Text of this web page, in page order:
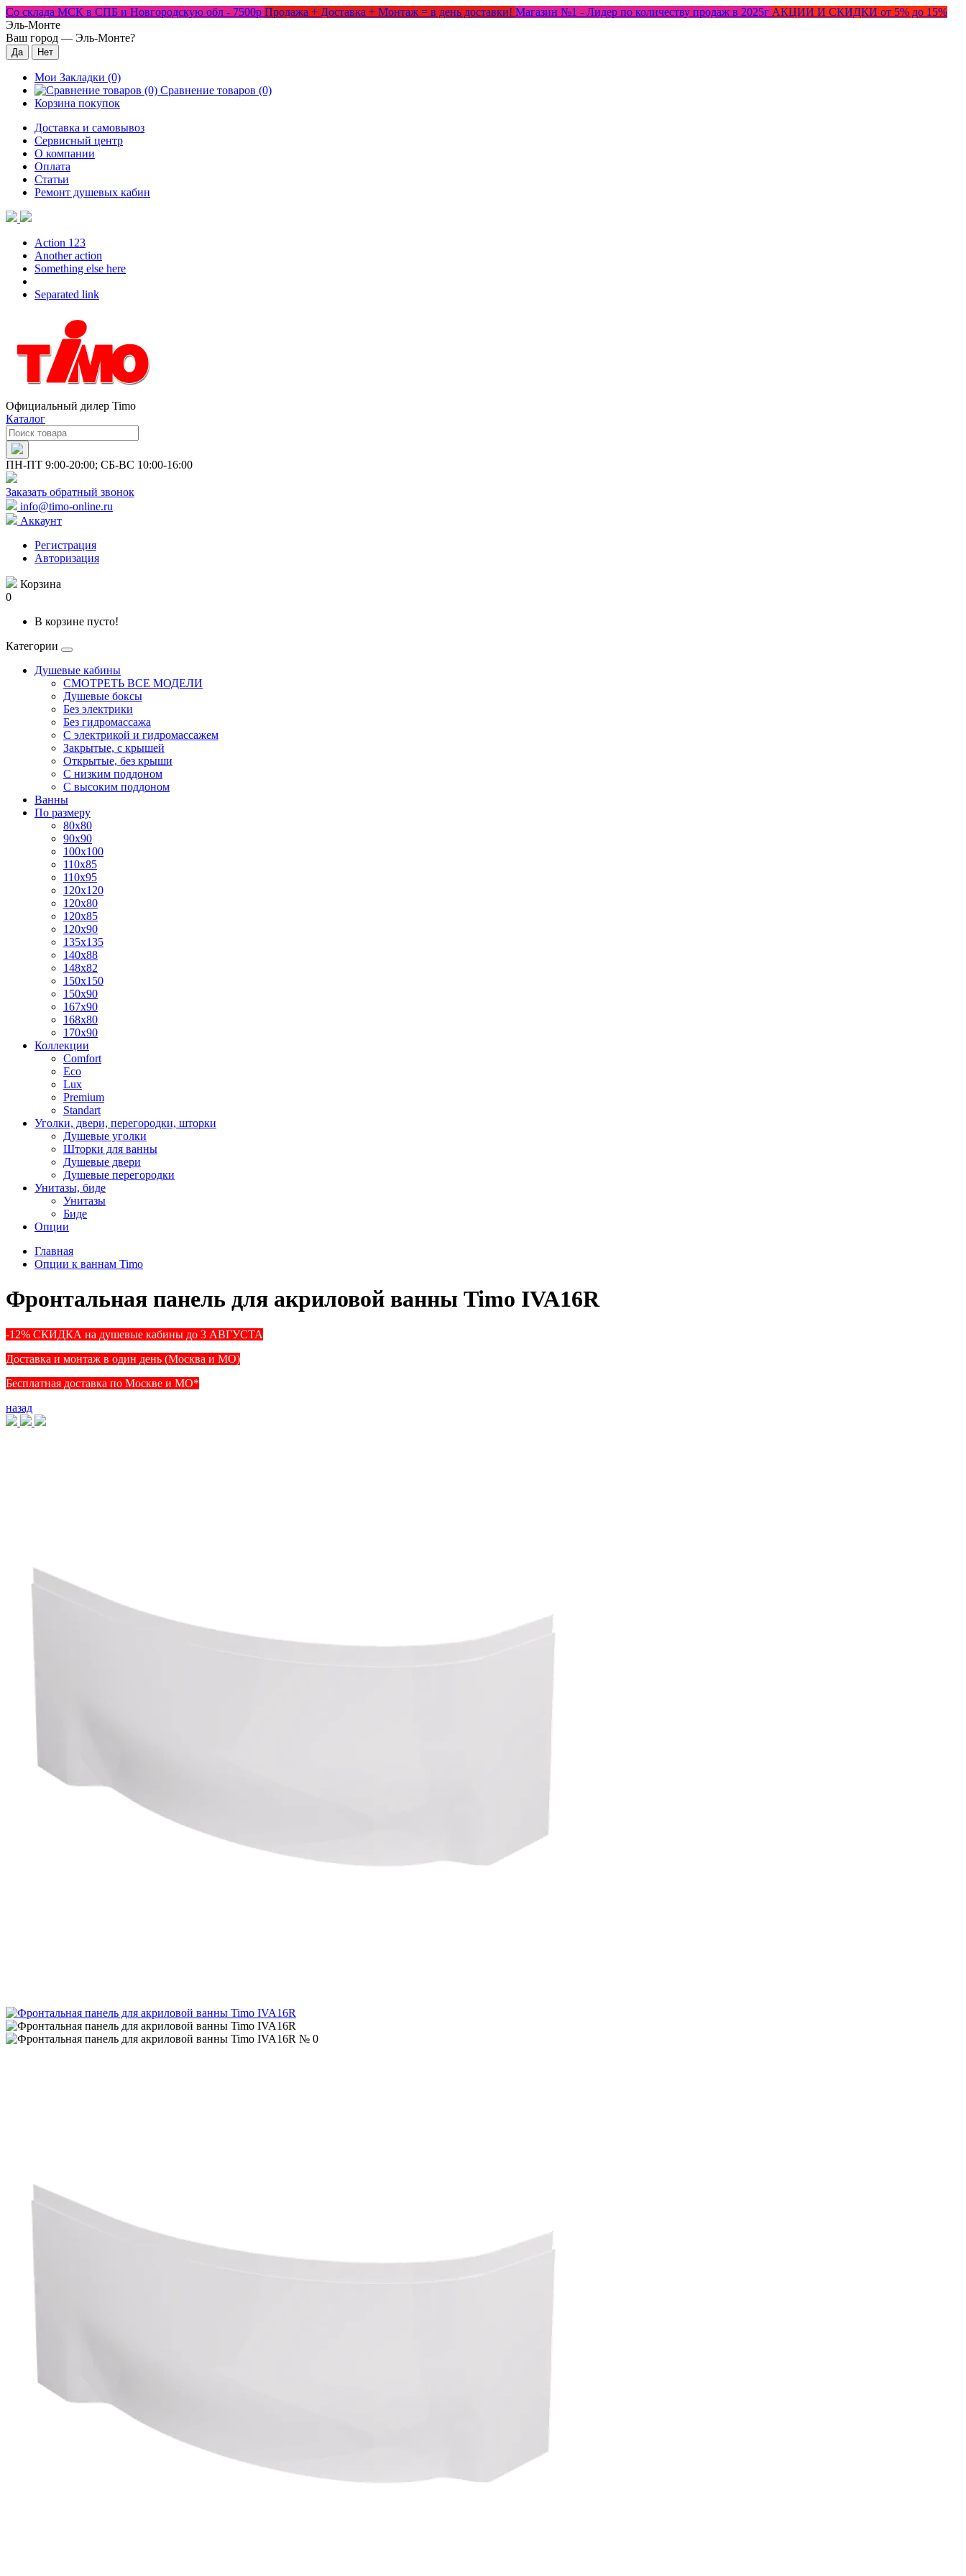
Со склада МСК в СПБ и Новгородскую обл - 7500р Продажа + Доставка + Монтаж = в день доставки! Магазин №1 - Лидер по количеству продаж в 2025г АКЦИИ И СКИДКИ от 5% до 15%
Эль-Монте
Ваш город — Эль-Монте?
Мои Закладки (0)
Сравнение товаров (0)
Корзина покупок
Доставка и самовывоз
Сервисный центр
О компании
Оплата
Статьи
Ремонт душевых кабин
Action 123
Another action
Something else here
Separated link
Официальный дилер Timo
Каталог
ПН-ПТ 9:00-20:00; СБ-ВС 10:00-16:00
Заказать обратный звонок
info@timo-online.ru
Аккаунт
Регистрация
Авторизация
Корзина
0
В корзине пусто!
Категории
Душевые кабины
СМОТРЕТЬ ВСЕ МОДЕЛИ
Душевые боксы
Без электрики
Без гидромассажа
С электрикой и гидромассажем
Закрытые, с крышей
Открытые, без крыши
С низким поддоном
С высоким поддоном
Ванны
По размеру
80x80
90x90
100x100
110x85
110x95
120x120
120x80
120x85
120x90
135x135
140x88
148x82
150x150
150x90
167x90
168x80
170x90
Коллекции
Comfort
Eco
Lux
Premium
Standart
Уголки, двери, перегородки, шторки
Душевые уголки
Шторки для ванны
Душевые двери
Душевые перегородки
Унитазы, биде
Унитазы
Биде
Опции
Главная
Опции к ваннам Timo
Фронтальная панель для акриловой ванны Timo IVA16R
-12% СКИДКА на душевые кабины до 3 АВГУСТА
Доставка и монтаж в один день (Москва и МО)
Бесплатная доставка по Москве и МО*
назад